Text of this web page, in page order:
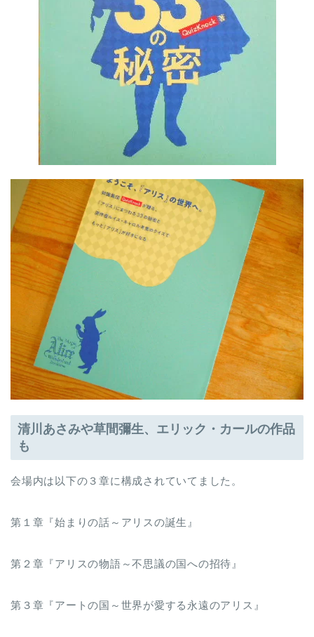
清川あさみや草間彌生、エリック・カールの作品
も
会場内は以下の３章に構成されていてました。
第１章『始まりの話～アリスの誕生』
第２章『アリスの物語～不思議の国への招待』
第３章『アートの国～世界が愛する永遠のアリス』